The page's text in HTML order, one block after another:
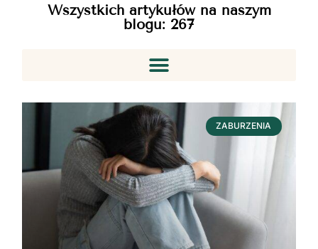
Wszystkich artykułów na naszym
blogu: 267
ZABURZENIA